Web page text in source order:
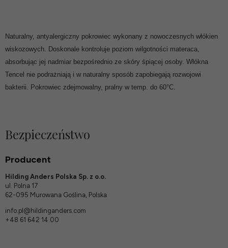
Naturalny, antyalergiczny pokrowiec wykonany z nowoczesnych włókien
wiskozowych. Doskonale kontroluje poziom wilgotności materaca,
absorbując jej nadmiar bezpośrednio ze skóry śpiącej osoby. Włókna
Tencel nie podrażniają i w naturalny sposób zapobiegają rozwojowi
bakterii. Pokrowiec zdejmowalny, pralny w temp. do 60°C.
Bezpieczeństwo
Producent
Hilding Anders Polska Sp. z o.o.
ul. Polna 17
62-095 Murowana Goślina, Polska
info.pl@hildinganders.com
+48 61 642 14 00